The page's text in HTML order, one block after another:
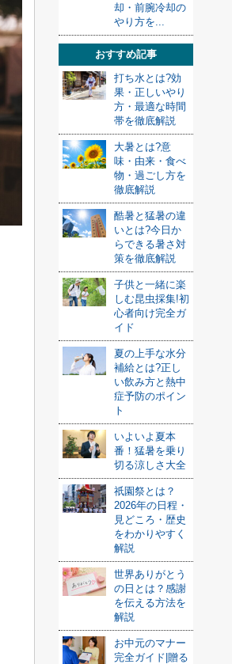
却・前腕冷却の
やり方を...
おすすめ記事
打ち水とは?効
果・正しいやり
方・最適な時間
帯を徹底解説
大暑とは?意
味・由来・食べ
物・過ごし方を
徹底解説
酷暑と猛暑の違
いとは?今日か
らできる暑さ対
策を徹底解説
子供と一緒に楽
しむ昆虫採集!初
心者向け完全ガ
イド
夏の上手な水分
補給とは?正し
い飲み方と熱中
症予防のポイン
ト
いよいよ夏本
番！猛暑を乗り
切る涼しさ大全
祇園祭とは？
2026年の日程・
見どころ・歴史
をわかりやすく
解説
世界ありがとう
の日とは？感謝
を伝える方法を
解説
お中元のマナー
完全ガイド|贈る